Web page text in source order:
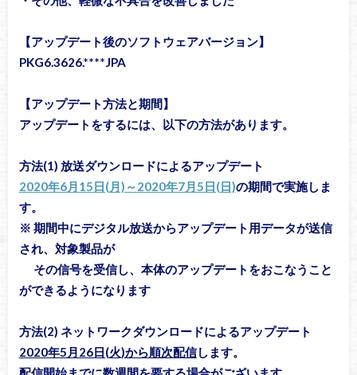
【アップデート後のソフトウェアバージョン】
PKG6.3626.****JPA
【アップデート方法と期間】
アップデートをするには、以下の方法があります。
方法(1) 放送ダウンロードによるアップデート
2020年6月15日(月)～2020年7月5日(日)の期間で実施しま
す。
※ 期間中にデジタル放送からアップデート用データが送信
され、対象製品が
その信号を受信し、本体のアップデートをおこなうこと
ができるようになります
方法(2) ネットワークダウンロードによるアップデート
2020年5月26日(火)から順次配信します。